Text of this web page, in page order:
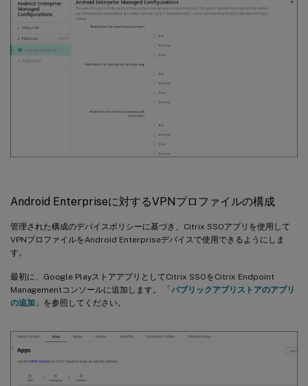
Android Enterpriseに対するVPNプロファイルの構成
管理された構成のデバイスポリシーに基づき、Citrix SSOアプリを使用して
VPNプロファイルをAndroid Enterpriseデバイスで使用できるようにしま
す。
最初に、Google PlayストアアプリとしてCitrix SSOをCitrix Endpoint
Managementコンソールに追加します。 「パブリックアプリストアのアプリ
の追加 」を参照してください。